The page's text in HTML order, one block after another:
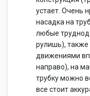
устает. Очень
насадка на
любые
рулишь), также
движениями
направо), на
трубку можно
все стоит